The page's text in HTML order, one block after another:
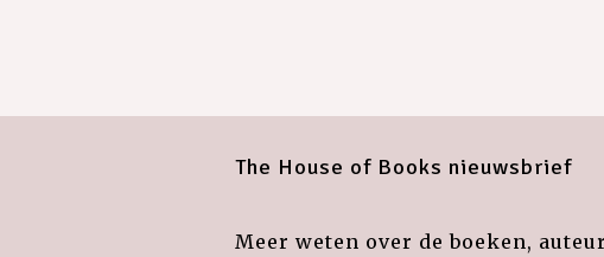
The House of Books nieuwsbrief
Meer weten over de boeken,